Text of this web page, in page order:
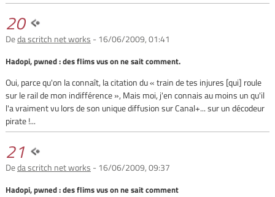
20
Deda scritch net works - 16/06/2009, 01:41
Hadopi, pwned : des flims vus on ne sait comment.
Oui, parce qu'on la connaît, la citation du « train de tes injures [qui] roule
sur le rail de mon indifférence », Mais moi, j'en connais au moins un qu'il
l'a vraiment vu lors de son unique diffusion sur Canal+... sur un décodeur
pirate !...
21
Deda scritch net works - 16/06/2009, 09:37
Hadopi, pwned : des flims vus on ne sait comment